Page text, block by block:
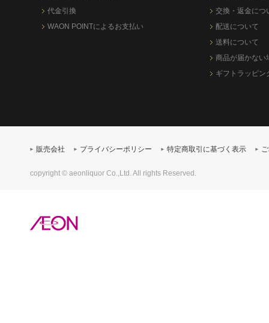
代金引換
WAON POINTによるお支払い
交換・返金につ
配送について
送料について
商品が届かない
ギフトラッピン
販売会社 プライバシーポリシー 特定商取引に基づく表示
copyright © aeonliquor Co.,Ltd. All rights Reserved.